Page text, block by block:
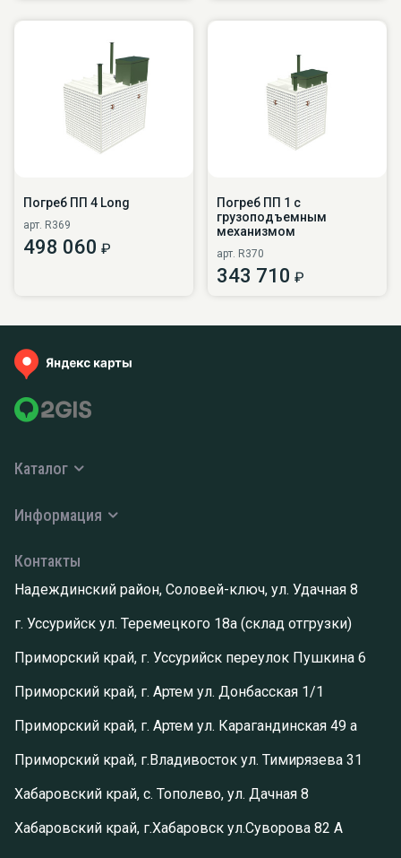
Погреб ПП 4 Long
арт. R369
498 060 ₽
Погреб ПП 1 с
грузоподъемным
механизмом
арт. R370
343 710 ₽
Каталог
Информация
Контакты
Надеждинский район, Соловей-ключ, ул. Удачная 8
г. Уссурийск ул. Теремецкого 18а (склад отгрузки)
Приморский край, г. Уссурийск переулок Пушкина 6
Приморский край, г. Артем ул. Донбасская 1/1
Приморский край, г. Артем ул. Карагандинская 49 а
Приморский край, г.Владивосток ул. Тимирязева 31
Хабаровский край, с. Тополево, ул. Дачная 8
Хабаровский край, г.Хабаровск ул.Суворова 82 А